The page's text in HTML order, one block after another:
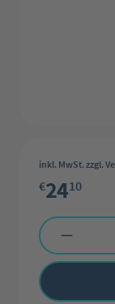
inkl. MwSt. zzgl.
€2410
Produkt Anzahl: